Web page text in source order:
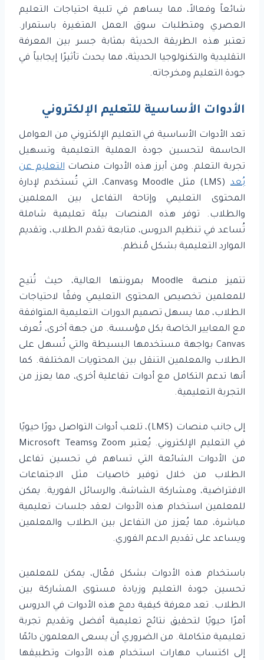
شائعاً وفعالاً، مما يساهم في تلبية احتياجات التعليم
العصري ومتطلبات سوق العمل المتغيرة باستمرار.
تعتبر هذه الطريقة الحديثة بمثابة جسر بين المعرفة
التقليدية والتكنولوجيا الحديثة، مما يحدث تأثيرًا إيجابياً في
جودة التعليم ومخرجاته.
الأدوات الأساسية للتعليم الإلكتروني
تعد الأدوات الأساسية في التعليم الإلكتروني من العوامل
الحاسمة لتحسين جودة العملية التعليمية وتسهيل
تجربة التعلم. ومن أبرز هذه الأدوات منصاتالتعليم عن
بُعد
(LMS) مثل Moodle وCanvas، التي تُستخدم لإدارة
المحتوى التعليمي وإتاحة التفاعل بين المعلمين
والطلاب. توفر هذه المنصات بيئة تعليمية شاملة
تُساعد في تنظيم الدروس، متابعة تقدم الطلاب، وتقديم
الموارد التعليمية بشكل مُنظم.
تتميز منصة Moodle بمرونتها العالية، حيث تُتيح
للمعلمين تخصيص المحتوى التعليمي وفقًا لاحتياجات
الطلاب، مما يسهل تصميم الدورات التعليمية المتوافقة
مع المعايير الخاصة بكل مؤسسة. من جهة أخرى، تُعرف
Canvas بواجهة مستخدمها البسيطة والتي تُسهل على
الطلاب والمعلمين التنقل بين المحتويات المختلفة. كما
أنها تدعم التكامل مع أدوات تفاعلية أخرى، مما يعزز من
التجربة التعليمية.
إلى جانب منصات (LMS)، تلعب أدوات التواصل دورًا حيويًا
في التعليم الإلكتروني. يُعتبر Zoom وMicrosoft Teams
من الأدوات الشائعة التي تساهم في تحسين تفاعل
الطلاب من خلال توفير خاصيات مثل الاجتماعات
الافتراضية، ومشاركة الشاشة، والرسائل الفورية. يمكن
للمعلمين استخدام هذه الأدوات لعقد جلسات تعليمية
مباشرة، مما يُعزز من التفاعل بين الطلاب والمعلمين
ويساعد على تقديم الدعم الفوري.
باستخدام هذه الأدوات بشكل فعّال، يمكن للمعلمين
تحسين جودة التعليم وزيادة مستوى المشاركة بين
الطلاب. تعد معرفة كيفية دمج هذه الأدوات في الدروس
أمرًا حيويًا لتحقيق نتائج تعليمية أفضل وتقديم تجربة
تعليمية متكاملة. من الضروري أن يسعى المعلمون دائمًا
إلى اكتساب مهارات استخدام هذه الأدوات وتطبيقها